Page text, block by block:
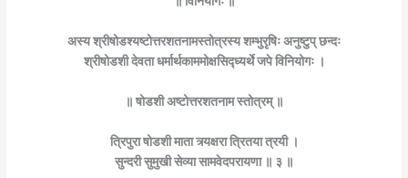
अस्य श्रीषोडश्यष्टोत्तरशतनामस्तोत्रस्य शम्भुरृषिः अनुष्टुप् छन्दः
श्रीषोडशी देवता धर्मार्थकाममोक्षसिद्ध्यर्थे जपे विनियोगः ।
॥ षोडशी अष्टोत्तरशतनाम स्तोत्रम् ॥
त्रिपुरा षोडशी माता त्र्यक्षरा त्रितया त्रयी ।
सुन्दरी सुमुखी सेव्या सामवेदपरायणा ॥ ३ ॥